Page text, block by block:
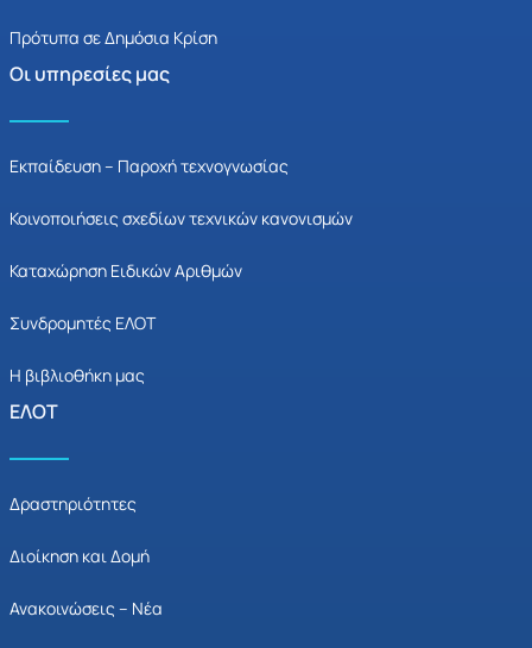
Πρότυπα σε Δημόσια Κρίση
Οι υπηρεσίες μας
Εκπαίδευση – Παροχή τεχνογνωσίας
Κοινοποιήσεις σχεδίων τεχνικών κανονισμών
Καταχώρηση Ειδικών Αριθμών
Συνδρομητές ΕΛΟΤ
Η βιβλιοθήκη μας
ΕΛΟΤ
Δραστηριότητες
Διοίκηση και Δομή
Ανακοινώσεις – Νέα